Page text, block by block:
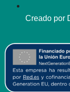
Creado por